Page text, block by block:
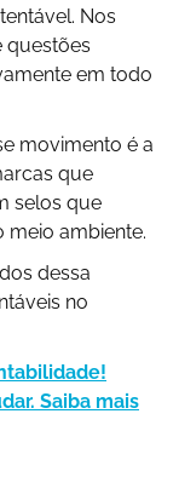
Nos
questões
em todo
movimento é a
que
selos que
ambiente.
dessa
no
Saiba mais